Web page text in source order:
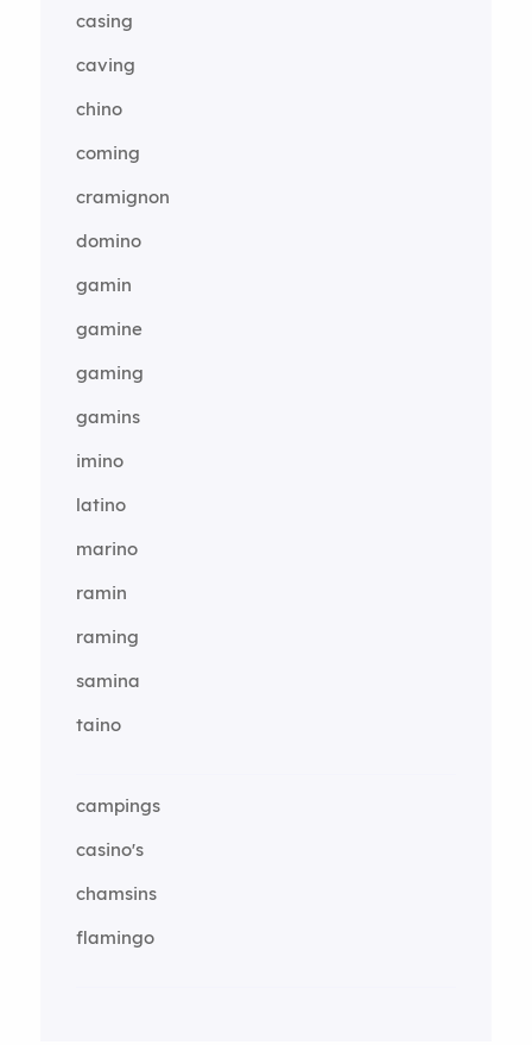
casing
caving
chino
coming
cramignon
domino
gamin
gamine
gaming
gamins
imino
latino
marino
ramin
raming
samina
taino
campings
casino's
chamsins
flamingo